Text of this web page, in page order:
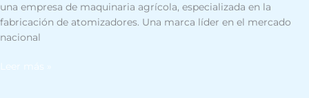
una empresa de maquinaria agrícola, especializada en la
fabricación de atomizadores. Una marca líder en el mercado
nacional
Leer más »